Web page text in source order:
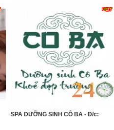
SPA DƯỠNG SINH CÔ BA - Đ/c: